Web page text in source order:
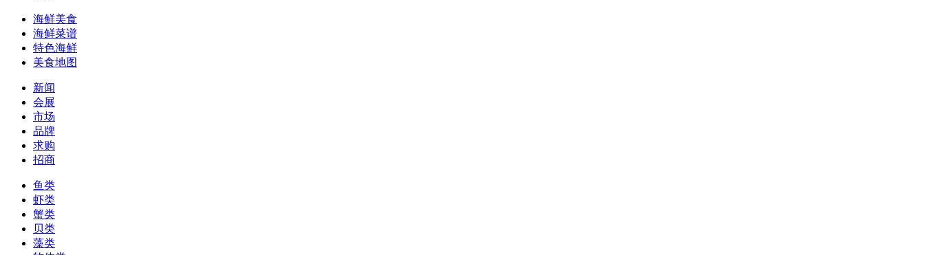
海鲜美食
海鲜菜谱
特色海鲜
美食地图
新闻
会展
市场
品牌
求购
招商
鱼类
虾类
蟹类
贝类
藻类